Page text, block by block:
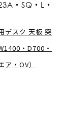
・SQ・L・
デスク 天板 突
・D700・
ア・OV）